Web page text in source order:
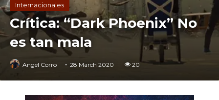
Internacionales
Crítica: “Dark Phoenix” No
es tan mala
Angel Corro 28 March 2020 20